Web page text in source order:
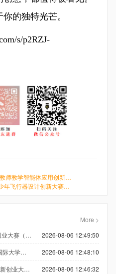
的独特光芒。
s/p2RZJ-
教学竞赛|首届全国高师院校教师教学智能体应用创新设计大赛来啦
关于举办2026中国AOPA青少年飞行器设计创新大赛总决赛的通知
More >
关于举办第11届“科创江苏”创新创业大赛（低空经济领域）的通知
2026-08-06 12:49:50
人文与传播学院关于开展浙江省国际大学生创新大赛（2026）参赛报名工作的通知
2026-08-06 12:48:10
雁归泗洪|2026年泗洪县大学生创新创业大赛正在报名
2026-08-06 12:46:32